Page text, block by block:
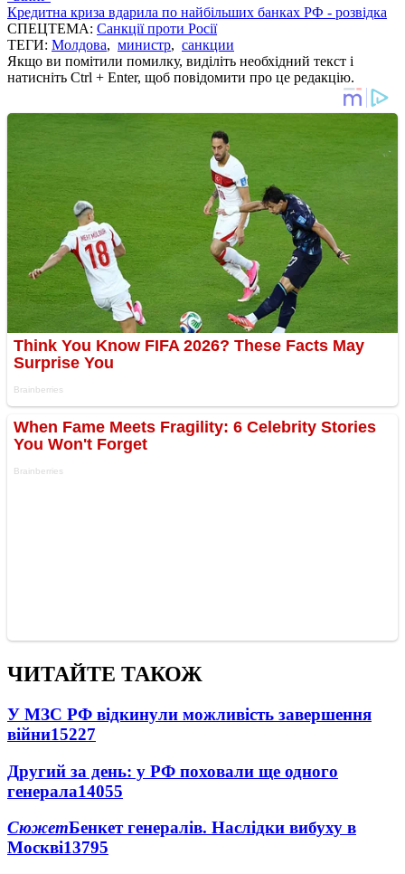
Кредитна криза вдарила по найбільших банках РФ - розвідка
СПЕЦТЕМА: Санкції проти Росії
ТЕГИ: Молдова, министр, санкции
Якщо ви помітили помилку, виділіть необхідний текст і
натисніть Ctrl + Enter, щоб повідомити про це редакцію.
ЧИТАЙТЕ ТАКОЖ
У МЗС РФ відкинули можливість завершення
війни15227
Другий за день: у РФ поховали ще одного
генерала14055
СюжетБенкет генералів. Наслідки вибуху в
Москві13795